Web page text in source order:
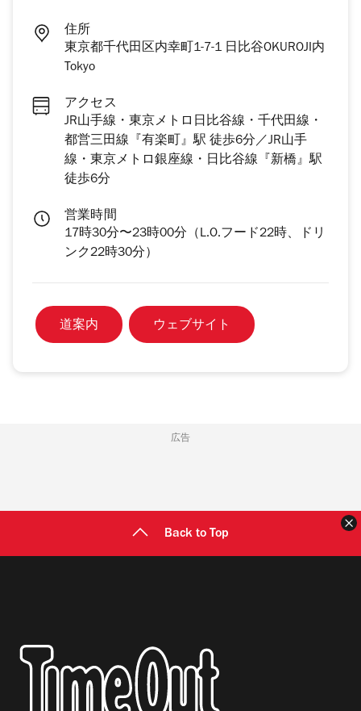
住所
東京都千代田区内幸町1-7-1 日比谷OKUROJI内
Tokyo
アクセス
JR山手線・東京メトロ日比谷線・千代田線・
都営三田線『有楽町』駅 徒歩6分／JR山手
線・東京メトロ銀座線・日比谷線『新橋』駅
徒歩6分
営業時間
17時30分〜23時00分（L.O.フード22時、ドリ
ンク22時30分）
道案内 ウェブサイト
広告
Back to Top